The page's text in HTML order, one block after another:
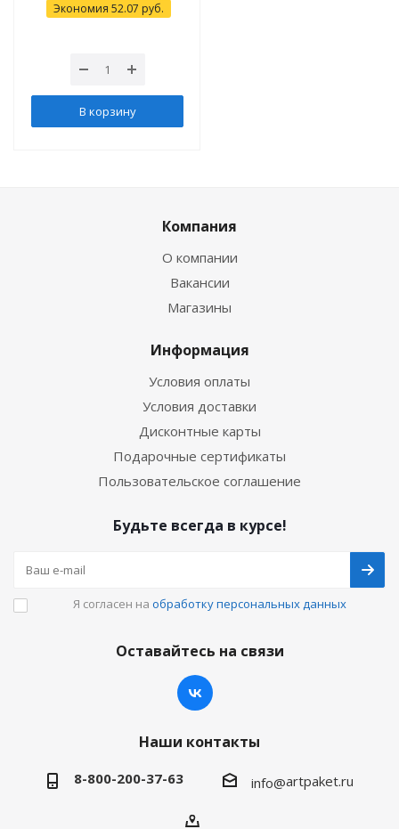
Экономия 52.07 руб.
В корзину
Компания
О компании
Вакансии
Магазины
Информация
Условия оплаты
Условия доставки
Дисконтные карты
Подарочные сертификаты
Пользовательское соглашение
Будьте всегда в курсе!
Я согласен на обработку персональных данных
Оставайтесь на связи
Наши контакты
8-800-200-37-63 info@artpaket.ru